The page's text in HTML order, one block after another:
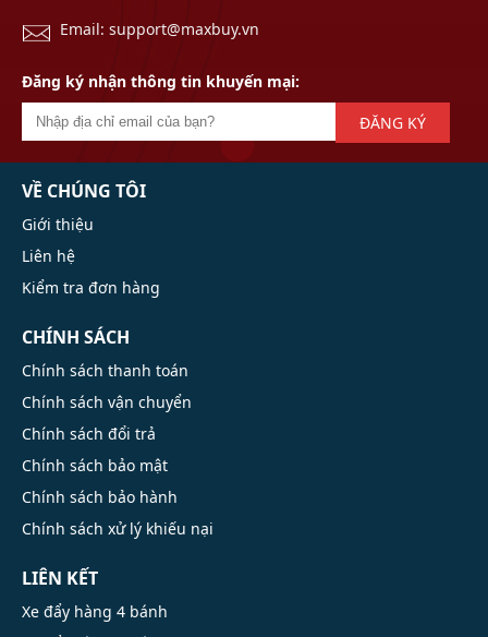
Email: support@maxbuy.vn
Đăng ký nhận thông tin khuyến mại:
ĐĂNG KÝ
VỀ CHÚNG TÔI
Giới thiệu
Liên hệ
Kiểm tra đơn hàng
CHÍNH SÁCH
Chính sách thanh toán
Chính sách vận chuyển
Chính sách đổi trả
Chính sách bảo mật
Chính sách bảo hành
Chính sách xử lý khiếu nại
LIÊN KẾT
Xe đẩy hàng 4 bánh